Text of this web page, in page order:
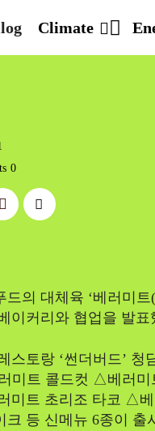
Climate
0
드의 대체육 ‘베러미
이커리와 협업을 발표
스토랑 ‘썬더버드’
미트 콜드컷 △베러
미트 초리조 타코 △
크 등 신메뉴 6종이 출